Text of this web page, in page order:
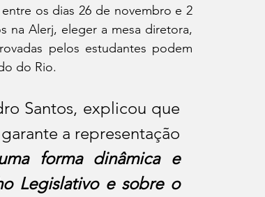
os dias 26 de novembro e 2
na Alerj, eleger a mesa diretora,
pelos estudantes podem
do Rio.
Santos, explicou que
a representação
forma dinâmica e
Legislativo e sobre o